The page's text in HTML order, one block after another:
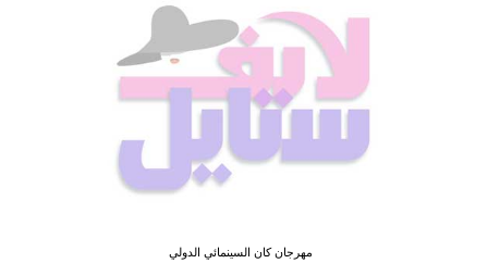
مهرجان كان السينمائي الدولي